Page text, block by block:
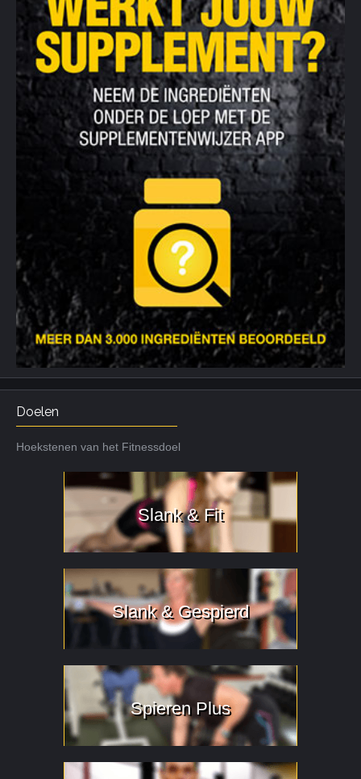
Doelen
Hoekstenen van het Fitnessdoel
Slank & Fit
Slank & Gespierd
Spieren Plus